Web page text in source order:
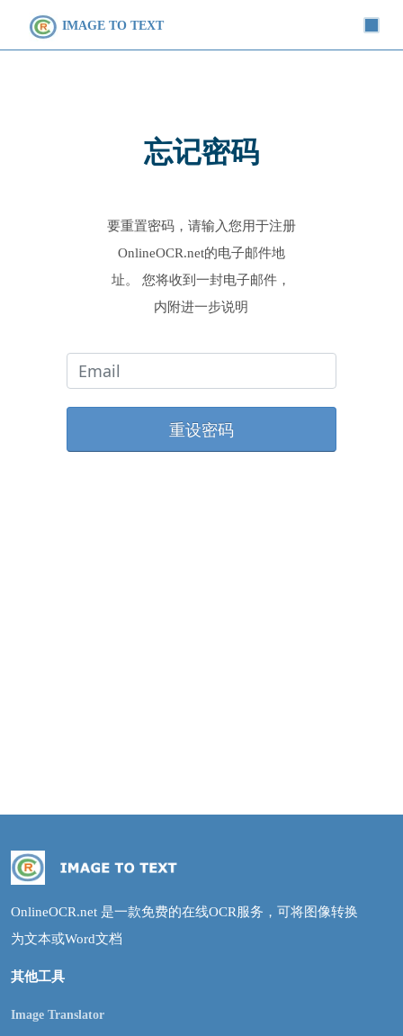
IMAGE TO TEXT
忘记密码
要重置密码，请输入您用于注册
OnlineOCR.net的电子邮件地
址。 您将收到一封电子邮件，
内附进一步说明
OnlineOCR.net 是一款免费的在线OCR服务，可将图像转换
为文本或Word文档
其他工具
Image Translator